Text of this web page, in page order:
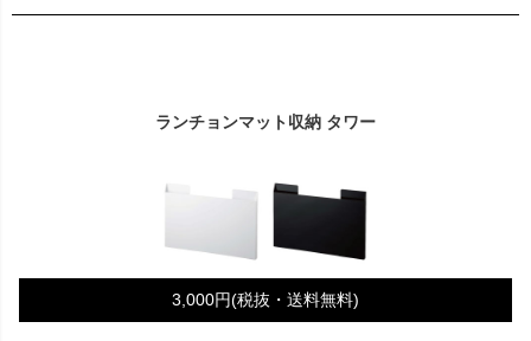
ランチョンマット収納 タワー
3,000円(税抜・送料無料)